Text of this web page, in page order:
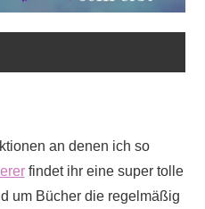
an denen ich so
findet ihr eine super tolle
um Bücher die regelmäßig